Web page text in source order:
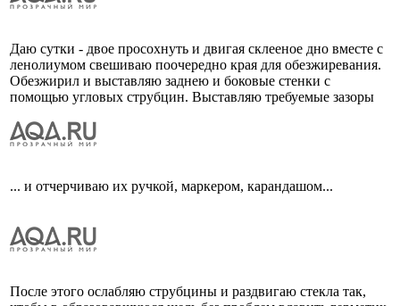
Даю сутки - двое просохнуть и двигая склееное дно вместе с
ленолиумом свешиваю поочередно края для обезжиревания.
Обезжирил и выставляю заднею и боковые стенки с
помощью угловых струбцин. Выставляю требуемые зазоры
... и отчерчиваю их ручкой, маркером, карандашом...
После этого ослабляю струбцины и раздвигаю стекла так,